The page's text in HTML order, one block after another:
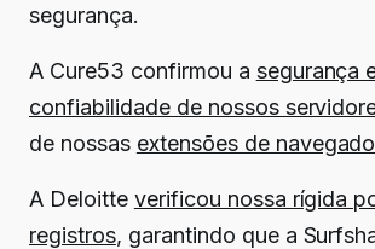
segurança.
A Cure53 confirmou a segurança
confiabilidade de nossos
de nossas extensões de
A Deloitte verificou nossa rígida
registros, garantindo que a